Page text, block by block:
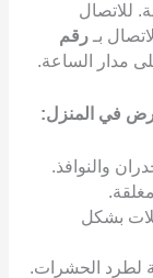
للاتصال
بـ رقم
مدار الساعة.
في المنزل:
والنوافذ.
بشكل
لطرد الحشرات.